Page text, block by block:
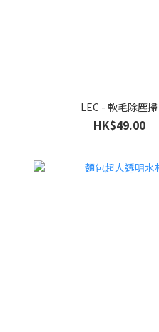
LEC - 軟毛除塵掃
HK$49.00